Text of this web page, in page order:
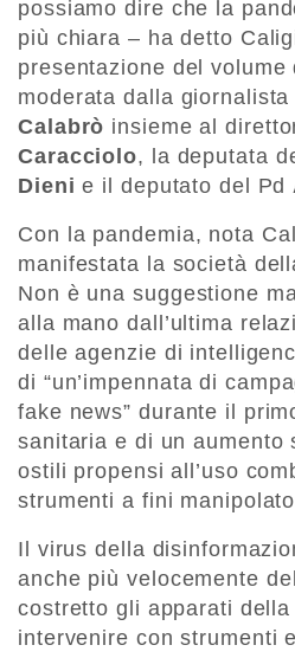
possiamo dire che la
più chiara – ha detto
presentazione del
moderata dalla giornalista
Calabrò insieme al
Caracciolo, la deputata
Dieni e il deputato del Pd
Con la pandemia, nota
manifestata la società
Non è una suggestione
alla mano dall’ultima
delle agenzie di
di “un’impennata di
fake news” durante il
sanitaria e di un aumento
ostili propensi all’uso
strumenti a fini
Il virus della
anche più velocemente
costretto gli apparati della
intervenire con strumenti